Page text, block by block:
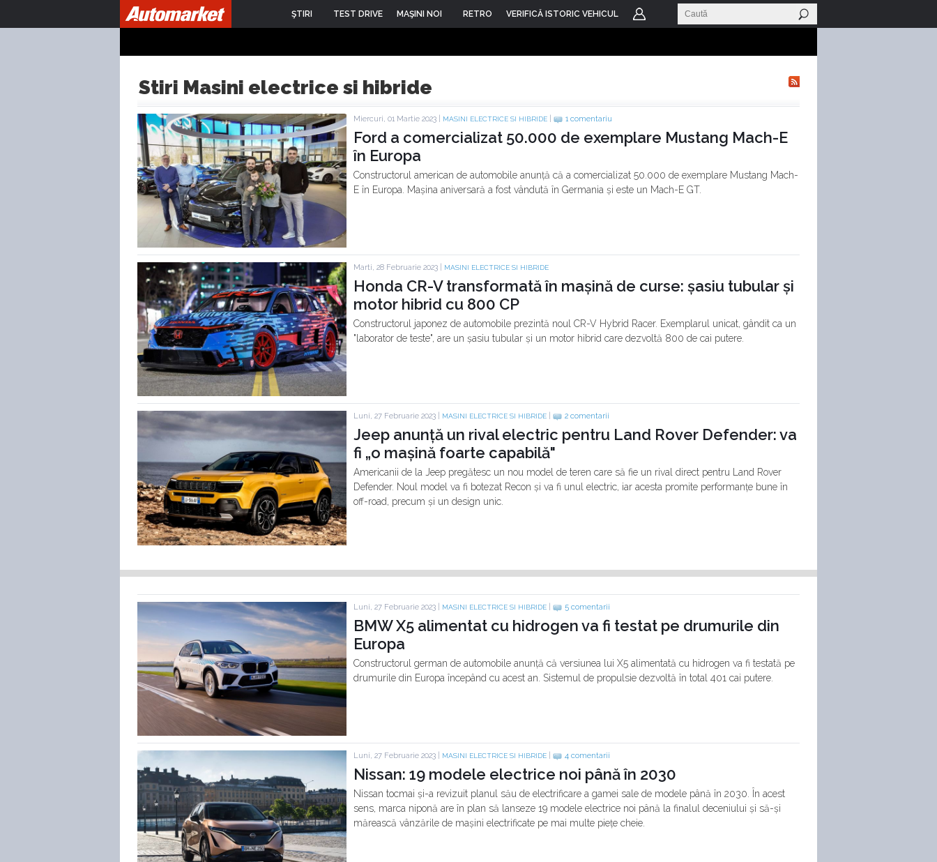
ŞTIRI TEST DRIVE MAŞINI NOI RETRO VERIFICĂ ISTORIC VEHICUL
Stiri Masini electrice si hibride
Miercuri, 01 Martie 2023 | MASINI ELECTRICE SI HIBRIDE 1 comentariu
Ford a comercializat 50.000 de exemplare Mustang Mach-E
în Europa
Constructorul american de automobile anunță că a comercializat 50.000 de exemplare Mustang Mach-
E în Europa. Mașina aniversară a fost vândută în Germania și este un Mach-E GT.
Marti, 28 Februarie 2023 | MASINI ELECTRICE SI HIBRIDE
Honda CR-V transformată în mașină de curse: șasiu tubular și
motor hibrid cu 800 CP
Constructorul japonez de automobile prezintă noul CR-V Hybrid Racer. Exemplarul unicat, gândit ca un
"laborator de teste", are un șasiu tubular și un motor hibrid care dezvoltă 800 de cai putere.
Luni, 27 Februarie 2023 | MASINI ELECTRICE SI HIBRIDE 2 comentarii
Jeep anunță un rival electric pentru Land Rover Defender: va
fi „o mașină foarte capabilă"
Americanii de la Jeep pregătesc un nou model de teren care să fie un rival direct pentru Land Rover
Defender. Noul model va fi botezat Recon și va fi unul electric, iar acesta promite performanțe bune în
off-road, precum și un design unic.
Luni, 27 Februarie 2023 | MASINI ELECTRICE SI HIBRIDE 5 comentarii
BMW X5 alimentat cu hidrogen va fi testat pe drumurile din
Europa
Constructorul german de automobile anunță că versiunea lui X5 alimentată cu hidrogen va fi testată pe
drumurile din Europa începând cu acest an. Sistemul de propulsie dezvoltă în total 401 cai putere.
Luni, 27 Februarie 2023 | MASINI ELECTRICE SI HIBRIDE 4 comentarii
Nissan: 19 modele electrice noi până în 2030
Nissan tocmai și-a revizuit planul său de electrificare a gamei sale de modele până în 2030. În acest
sens, marca niponă are în plan să lanseze 19 modele electrice noi până la finalul deceniului și să-și
mărească vânzările de mașini electrificate pe mai multe piețe cheie.